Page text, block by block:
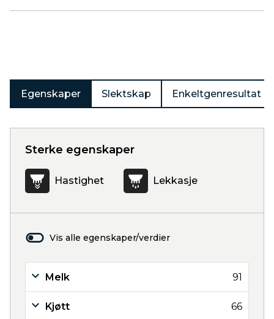
Egenskaper Slektskap Enkeltgenresultat
Sterke egenskaper
Hastighet Lekkasje
Vis alle egenskaper/verdier
Melk 91
Kjøtt 66